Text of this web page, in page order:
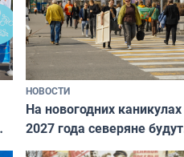
НОВОСТИ
На новогодних каникулах
2027 года северяне будут
отдыхать 11 дней